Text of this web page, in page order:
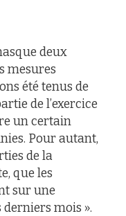
deux
mesures
été tenus de
de l’exercice
un certain
Pour autant,
de la
que les
sur une
mois ».